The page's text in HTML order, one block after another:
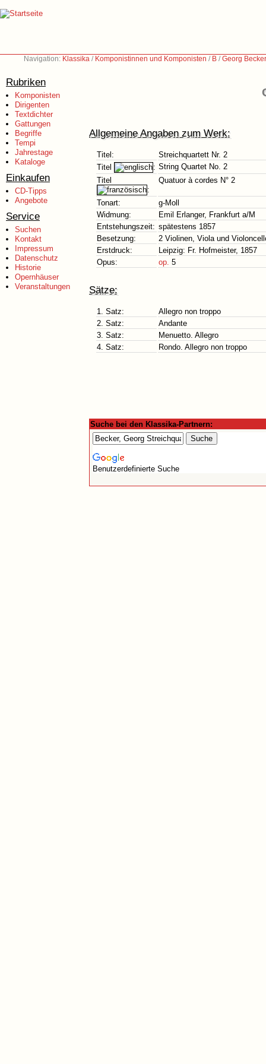
Navigation: Klassika / Komponistinnen und Komponisten / B /Georg
Rubriken
Komponisten
Dirigenten
Textdichter
Gattungen
Begriffe
Tempi
Jahrestage
Kataloge
Einkaufen
CD-Tipps
Angebote
Service
Suchen
Kontakt
Impressum
Datenschutz
Historie
Opernhäuser
Veranstaltungen
Allgemeine Angaben zum Werk:
Titel:
Streichquartett Nr. 2
Titel
: String Quartet No. 2
Titel
:
Quatuor à cordes N° 2
Tonart:
g-Moll
Widmung:
Emil Erlanger, Frankfurt a/M
Entstehungszeit: spätestens 1857
Besetzung:
2 Violinen, Viola und
Erstdruck:
Leipzig: Fr. Hofmeister, 1857
Opus:
op. 5
Sätze:
1. Satz:
Allegro non troppo
2. Satz:
Andante
3. Satz:
Menuetto. Allegro
4. Satz:
Rondo. Allegro non troppo
Suche bei den Klassika-Partnern:
Benutzerdefinierte Suche